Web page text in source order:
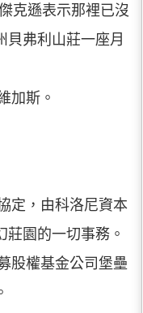
克遜表示那裡已沒
貝弗利山莊一座月
加斯。
定，由科洛尼資本
園的一切事務。
股權基金公司堡壘